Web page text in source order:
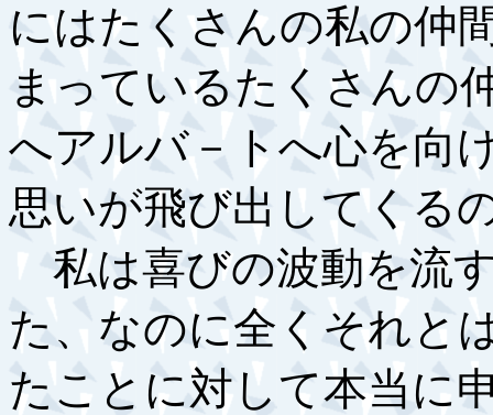
にはたくさんの私の仲
まっているたくさんの
へアルバ－トへ心を向
思いが飛び出してくる
私は喜びの波動を流
た、なのに全くそれと
たことに対して本当に